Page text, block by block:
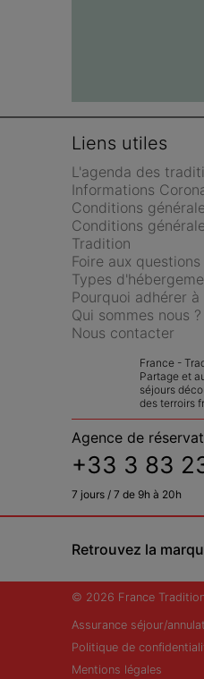
Liens utiles
L'agenda des
Informations
Conditions
Conditions
Tradition
Foire aux questions
Types
Pourquoi adhérer
Qui sommes nous ?
Nous contacter
France -
Partage et
séjours
des terroirs
Agence de
+33 3 83
7 jours / 7 de 9h à 20h
Retrouvez la
© 2026 France
Assurance séjour/
Politique de
Mentions légales